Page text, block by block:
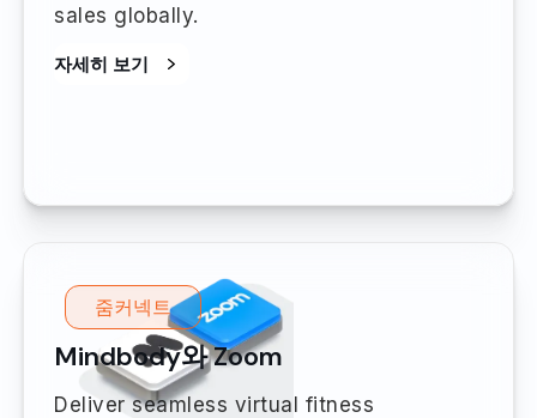
sales globally.
자세히 보기
줌커넥트
Mindbody와 Zoom
Deliver seamless virtual fitness